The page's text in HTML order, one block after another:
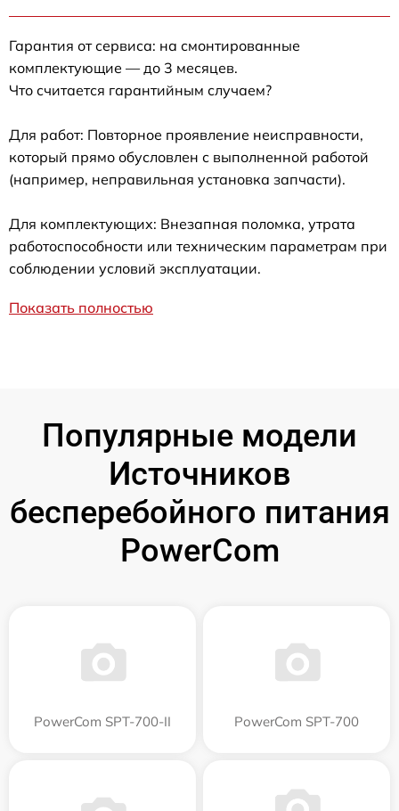
Гарантия от сервиса: на смонтированные
комплектующие — до 3 месяцев.
Что считается гарантийным случаем?
Для работ: Повторное проявление неисправности,
который прямо обусловлен с выполненной работой
(например, неправильная установка запчасти).
Для комплектующих: Внезапная поломка, утрата
работоспособности или техническим параметрам при
соблюдении условий эксплуатации.
Показать полностью
Популярные модели
Источников
бесперебойного питания
PowerCom
PowerCom SPT-700-II PowerCom SPT-700